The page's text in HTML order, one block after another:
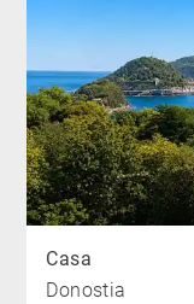
Casa
Donostia